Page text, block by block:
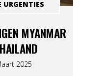
MYANMAR
2025
URGENTIES